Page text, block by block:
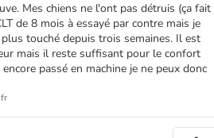
Mes chiens ne l'ont pas détruis (ça fait
de 8 mois à essayé par contre mais je
touché depuis trois semaines. Il est
mais il reste suffisant pour le confort
passé en machine je ne peux donc